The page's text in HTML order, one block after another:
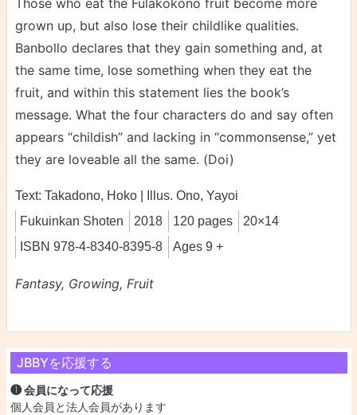
JBBYを応援する
❶ 会員になって応援
個人会員と法人会員があります
Those who eat the Fulakokono fruit become more
grown up, but also lose their childlike qualities.
Banbollo declares that they gain something and, at
the same time, lose something when they eat the
fruit, and within this statement lies the book’s
message. What the four characters do and say often
appears “childish” and lacking in “commonsense,” yet
they are loveable all the same. (Doi)
Text: Takadono, Hoko | Illus. Ono, Yayoi
Fukuinkan Shoten
2018 120 pages
20×14
ISBN 978-4-8340-8395-8
Ages 9 +
Fantasy, Growing, Fruit